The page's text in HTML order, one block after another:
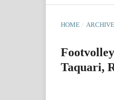
HOME /
Taquari,